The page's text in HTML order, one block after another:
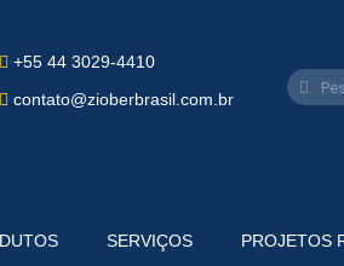
+55 44 3029-4410
contato@zioberbrasil.com.br
SERVIÇOS PROJETOS